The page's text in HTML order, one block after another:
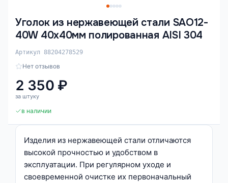
Уголок из нержавеющей стали SAO12-
40W 40х40мм полированная AISI 304
Артикул 88204278529
Нет отзывов
2 350 ₽
за штуку
в наличии
Изделия из нержавеющей стали отличаются
высокой прочностью и удобством в
эксплуатации. При регулярном уходе и
своевременной очистке их первоначальный